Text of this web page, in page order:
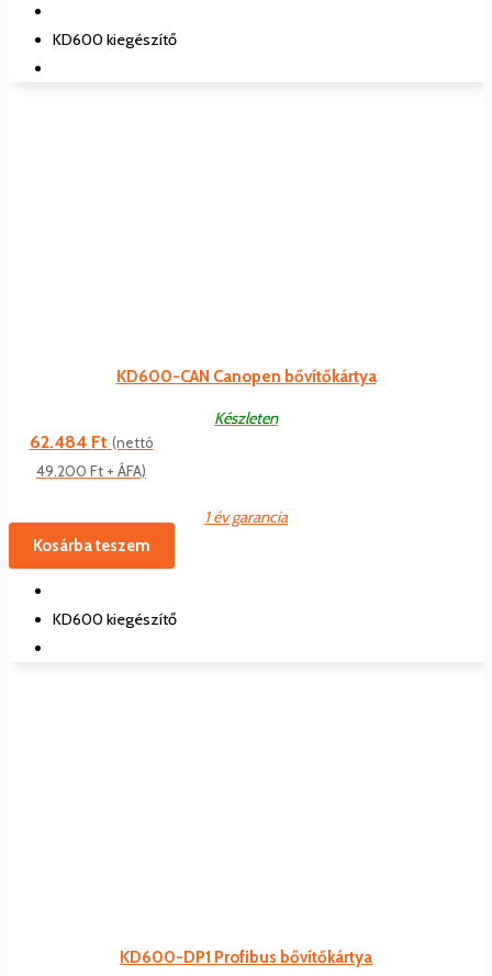
KD600 kiegészítő
KD600-CAN Canopen bővítőkártya
Készleten
62.484 Ft (nettó
49.200 Ft + ÁFA)
1 év garancia
Kosárba teszem
KD600 kiegészítő
KD600-DP1 Profibus bővítőkártya